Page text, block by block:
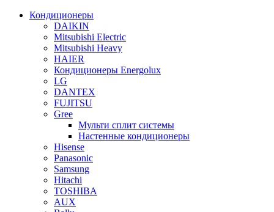
Кондиционеры
DAIKIN
Mitsubishi Electric
Mitsubishi Heavy
HAIER
Кондиционеры Energolux
LG
DANTEX
FUJITSU
Gree
Мульти сплит системы
Настенные кондиционеры
Hisense
Panasonic
Samsung
Hitachi
TOSHIBA
AUX